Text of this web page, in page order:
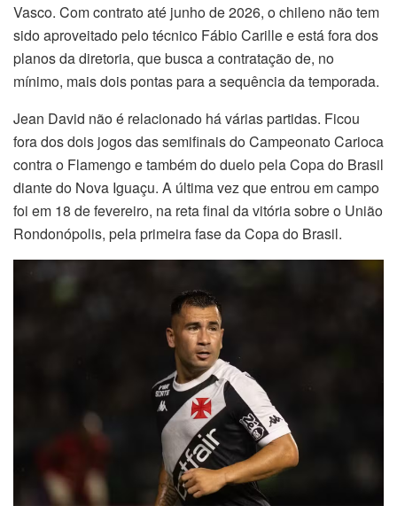
Vasco. Com contrato até junho de 2026, o chileno não tem
sido aproveitado pelo técnico Fábio Carille e está fora dos
planos da diretoria, que busca a contratação de, no
mínimo, mais dois pontas para a sequência da temporada.
Jean David não é relacionado há várias partidas. Ficou
fora dos dois jogos das semifinais do Campeonato Carioca
contra o Flamengo e também do duelo pela Copa do Brasil
diante do Nova Iguaçu. A última vez que entrou em campo
foi em 18 de fevereiro, na reta final da vitória sobre o União
Rondonópolis, pela primeira fase da Copa do Brasil.